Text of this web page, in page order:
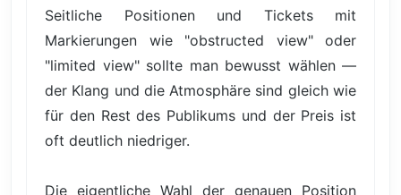
Seitliche Positionen und Tickets mit
Markierungen wie "obstructed view" oder
"limited view" sollte man bewusst wählen —
der Klang und die Atmosphäre sind gleich wie
für den Rest des Publikums und der Preis ist
oft deutlich niedriger.
Die eigentliche Wahl der genauen Position